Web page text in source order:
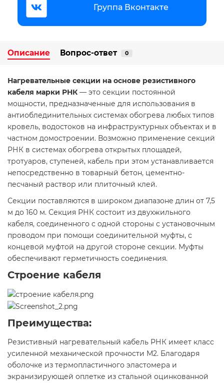
Группа Вконтакте
Описание Вопрос-ответ 0
Нагревательные секции на основе резистивного
кабеля марки РНК — это секции постоянной
мощности, предназначенные для использования в
антиоблединительных системах обогрева любых типов
кровель, водостоков на инфраструктурных объектах и в
частном домостроении. Возможно применение секций
РНК в системах обогрева открытых площадей,
тротуаров, ступеней, кабель при этом устанавливается
непосредственно в товарный бетон, цементно-
песчаный раствор или плиточный клей.
Секции поставляются в широком диапазоне длин от 7,5
м до 160 м. Секция РНК состоит из двухжильного
кабеля, соединенного с одной стороны с установочным
проводом при помощи соединительной муфты, с
концевой муфтой на другой стороне секции. Муфты
обеспечивают герметичность соединения.
Строение кабеля
Преимущества:
Резистивный нагревательный кабель РНК имеет класс
усиленной механической прочности М2. Благодаря
оболочке из термопластичного эластомера и
экранизирующей оплетке из стальной оцинкованной